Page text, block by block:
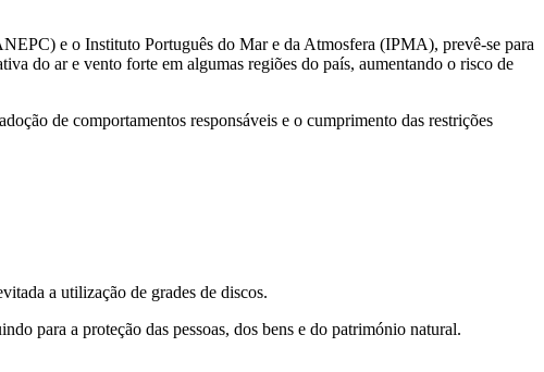
e o Instituto Português do Mar e da Atmosfera (IPMA), prevê-se para
do ar e vento forte em algumas regiões do país, aumentando o risco de
de comportamentos responsáveis e o cumprimento das restrições
a utilização de grades de discos.
para a proteção das pessoas, dos bens e do património natural.